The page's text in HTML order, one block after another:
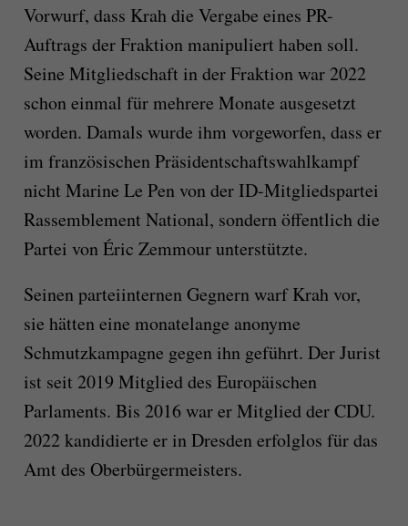
Vorwurf, dass Krah die Vergabe eines PR-
Auftrags der Fraktion manipuliert haben soll.
Seine Mitgliedschaft in der Fraktion war 2022
schon einmal für mehrere Monate ausgesetzt
worden. Damals wurde ihm vorgeworfen, dass er
im französischen Präsidentschaftswahlkampf
nicht Marine Le Pen von der ID-Mitgliedspartei
Rassemblement National, sondern öffentlich die
Partei von Éric Zemmour unterstützte.
Seinen parteiinternen Gegnern warf Krah vor,
sie hätten eine monatelange anonyme
Schmutzkampagne gegen ihn geführt. Der Jurist
ist seit 2019 Mitglied des Europäischen
Parlaments. Bis 2016 war er Mitglied der CDU.
2022 kandidierte er in Dresden erfolglos für das
Amt des Oberbürgermeisters.